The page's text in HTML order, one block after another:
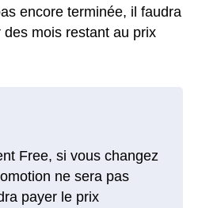
encore terminée, il faudra
mois restant au prix
Free, si vous changez
ne sera pas
payer le prix